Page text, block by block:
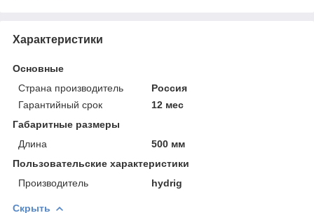
Характеристики
Основные
Страна производитель
Россия
Гарантийный срок
12 мес
Габаритные размеры
Длина
500 мм
Пользовательские характеристики
Производитель
hydrig
Скрыть